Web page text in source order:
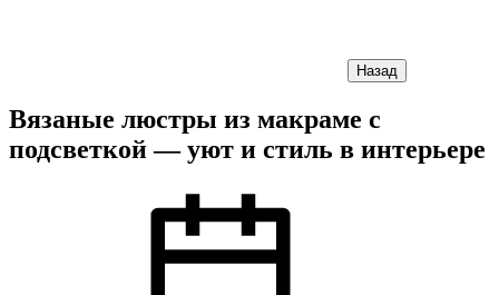
Назад
Вязаные люстры из макраме с
подсветкой — уют и стиль в интерьере